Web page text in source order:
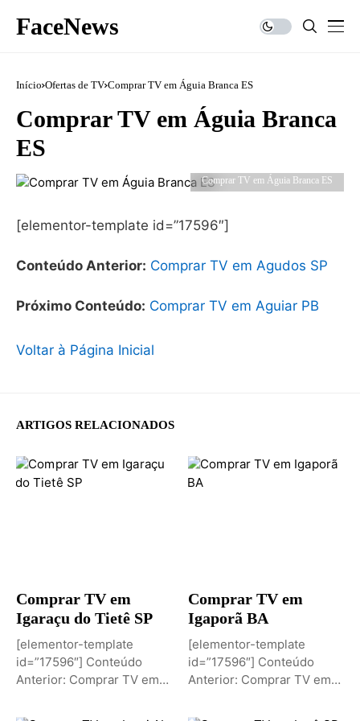
FaceNews
Início Ofertas de TV Comprar TV em Águia Branca ES
Comprar TV em Águia Branca
ES
Comprar TV em Águia Branca ES
[elementor-template id=”17596″]
Conteúdo Anterior: Comprar TV em Agudos SP
Próximo Conteúdo: Comprar TV em Aguiar PB
Voltar à Página Inicial
ARTIGOS RELACIONADOS
Comprar TV em
Igaraçu do Tietê SP
[elementor-template
id=”17596″] Conteúdo
Anterior: Comprar TV em
Conteúdo: Sobremesa de...
Comprar TV em
Igaporã BA
[elementor-template
id=”17596″] Conteúdo
Anterior: Comprar TV em
Comprar TV...